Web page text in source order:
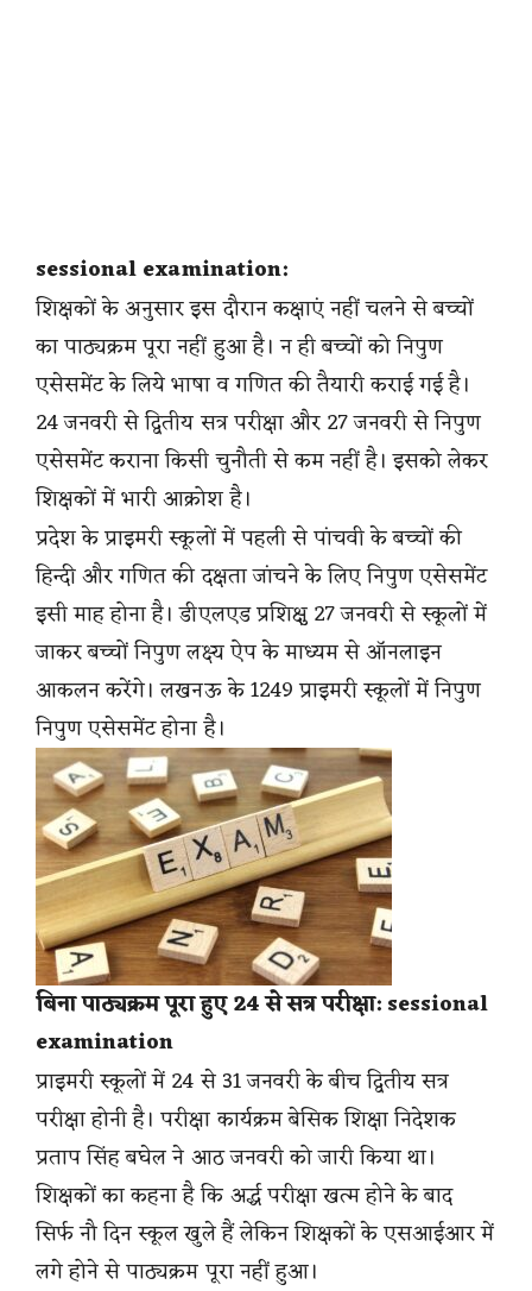
sessional examination:
शिक्षकों के अनुसार इस दौरान कक्षाएं नहीं चलने से बच्चों
का पाठ्यक्रम पूरा नहीं हुआ है। न ही बच्चों को निपुण
एसेसमेंट के लिये भाषा व गणित की तैयारी कराई गई है।
24 जनवरी से द्वितीय सत्र परीक्षा और 27 जनवरी से निपुण
एसेसमेंट कराना किसी चुनौती से कम नहीं है। इसको लेकर
शिक्षकों में भारी आक्रोश है।
प्रदेश के प्राइमरी स्कूलों में पहली से पांचवी के बच्चों की
हिन्दी और गणित की दक्षता जांचने के लिए निपुण एसेसमेंट
इसी माह होना है। डीएलएड प्रशिक्षु 27 जनवरी से स्कूलों में
जाकर बच्चों निपुण लक्ष्य ऐप के माध्यम से ऑनलाइन
आकलन करेंगे। लखनऊ के 1249 प्राइमरी स्कूलों में निपुण
निपुण एसेसमेंट होना है।
बिना पाठ्यक्रम पूरा हुए 24 से सत्र परीक्षा: sessional
examination
प्राइमरी स्कूलों में 24 से 31 जनवरी के बीच द्वितीय सत्र
परीक्षा होनी है। परीक्षा कार्यक्रम बेसिक शिक्षा निदेशक
प्रताप सिंह बघेल ने आठ जनवरी को जारी किया था।
शिक्षकों का कहना है कि अर्द्ध परीक्षा खत्म होने के बाद
सिर्फ नौ दिन स्कूल खुले हैं लेकिन शिक्षकों के एसआईआर में
लगे होने से पाठ्यक्रम पूरा नहीं हुआ।